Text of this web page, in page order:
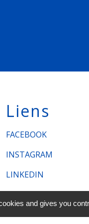
Liens
FACEBOOK
INSTAGRAM
LINKEDIN
and gives you